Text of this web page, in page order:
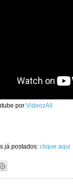
por VideozAll
já postados: clique aqui